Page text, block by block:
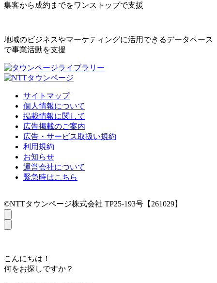
集客から成約までをワンストップで支援
地域のビジネスやマーケティングに活用できるデータベース
で事業活動を支援
サイトマップ
個人情報について
掲載情報に関して
広告掲載のご案内
広告・サービス取扱い規約
利用規約
お知らせ
運営会社について
緊急時はこちら
©NTTタウンページ株式会社 TP25-193号【261029】
こんにちは！
何をお探しですか？